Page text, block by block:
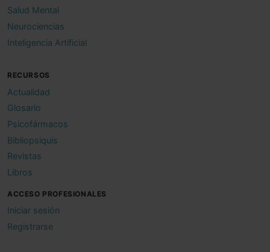
Salud Mental
Neurociencias
Inteligencia Artificial
RECURSOS
Actualidad
Glosario
Psicofármacos
Bibliopsiquis
Revistas
Libros
ACCESO PROFESIONALES
Iniciar sesión
Registrarse